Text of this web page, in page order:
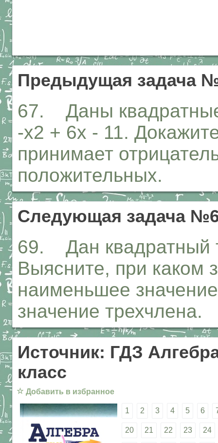
Предыдущая задача
67. Даны
-х2 + 6х - 11.
принимает
положительных.
Следующая задача
69. Дан квадратный
Выясните, при каком
наименьшее
значение трехчлена.
Источник: ГДЗ
класс
☆ Добавить в избранное
1 2 3 4 5 6
20 21 22 23 24